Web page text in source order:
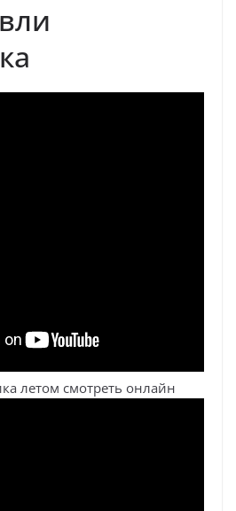
летом смотреть онлайн